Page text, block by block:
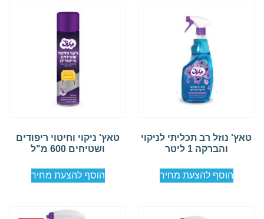
טאץ' נוזל רב תכליתי לניקוי
והברקה 1 ליטר
הוסף להצעת מחיר
טאץ' ניקוי וחיטוי ריפודים
ושטיחים 600 מ"ל
הוסף להצעת מחיר